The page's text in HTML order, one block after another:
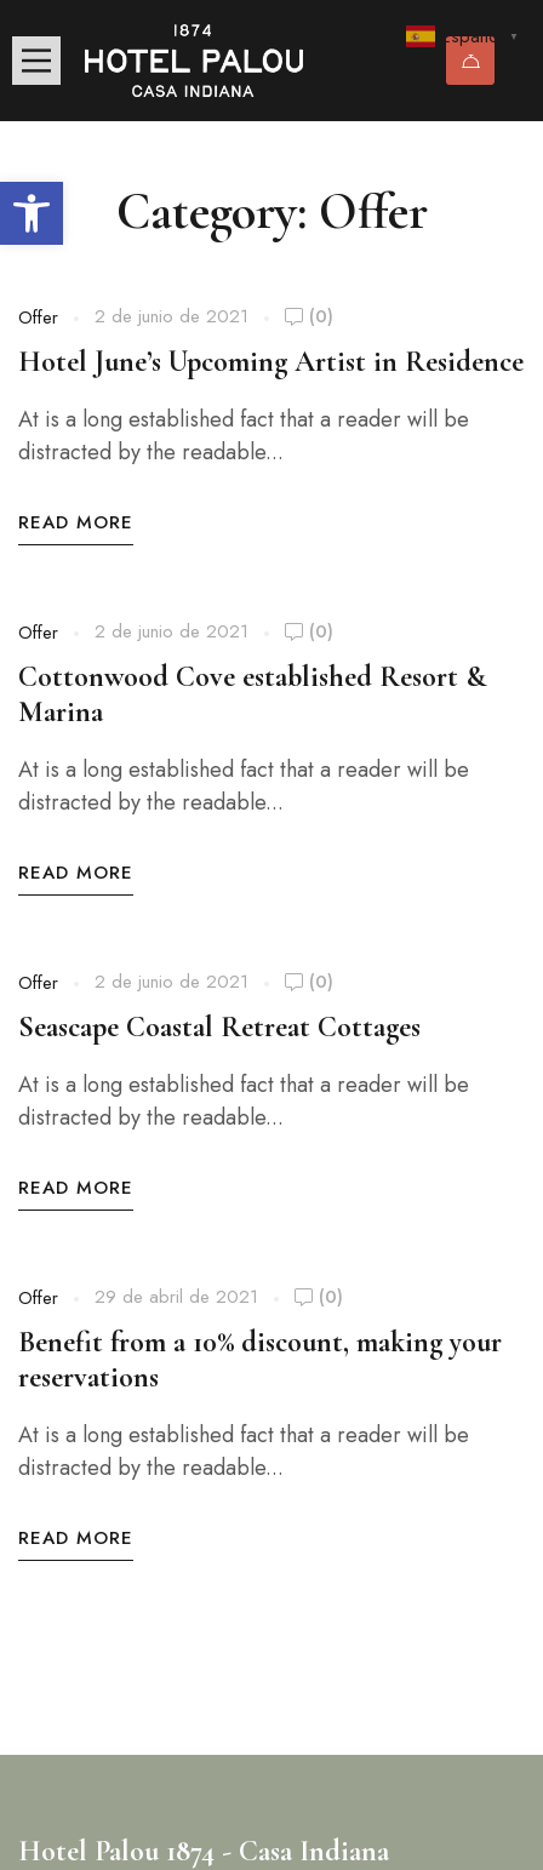
Abrir barra de herramientasCategory: Offer
Offer 2 de junio de 2021 (0)
Hotel June’s Upcoming Artist in Residence
At is a long established fact that a reader will be
distracted by the readable...
READ MORE
Offer 2 de junio de 2021 (0)
Cottonwood Cove established Resort &
Marina
At is a long established fact that a reader will be
distracted by the readable...
READ MORE
Offer 2 de junio de 2021 (0)
Seascape Coastal Retreat Cottages
At is a long established fact that a reader will be
distracted by the readable...
READ MORE
Offer 29 de abril de 2021 (0)
Benefit from a 10% discount, making your
reservations
At is a long established fact that a reader will be
distracted by the readable...
READ MORE
Hotel Palou 1874 - Casa Indiana
Español ▼